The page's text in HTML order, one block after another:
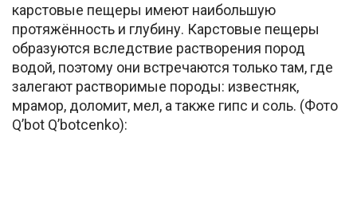
карстовые пещеры имеют наибольшую
протяжённость и глубину. Карстовые пещеры
образуются вследствие растворения пород
водой, поэтому они встречаются только там, где
залегают растворимые породы: известняк,
мрамор, доломит, мел, а также гипс и соль. (Фото
Q’bot Q’botcenko):